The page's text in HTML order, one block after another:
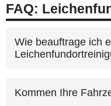
FAQ:
Wie beauftrage ich
Am schnellsten
Kommen Ihre